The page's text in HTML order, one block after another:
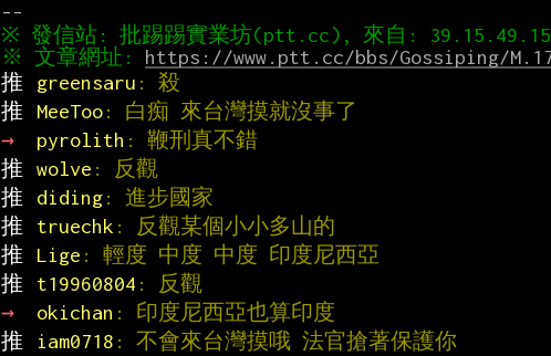
※ 文章網址: https://www.ptt.cc/bbs/Gossiping/
推
greensaru : 殺
推
MeeToo: 白痴 來台灣摸就沒事了
→
pyrolith : 鞭刑真不錯
推 wolve : 反觀
推
diding: 進步國家
推
truechk : 反觀某個小小多山的
推
Lige : 輕度 中度 中度 印度尼西亞
推
t19960804 : 反觀
→
okichan : 印度尼西亞也算印度
推
iam0718 : 不會來台灣摸哦 法官搶著保護你